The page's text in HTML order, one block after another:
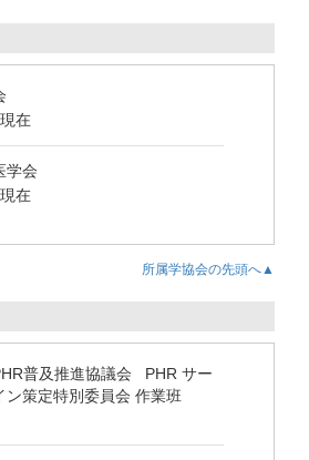
現在
学会
現在
所属学協会の先頭へ▲
普及推進協議会 PHR サー
ン策定特別委員会 作業班